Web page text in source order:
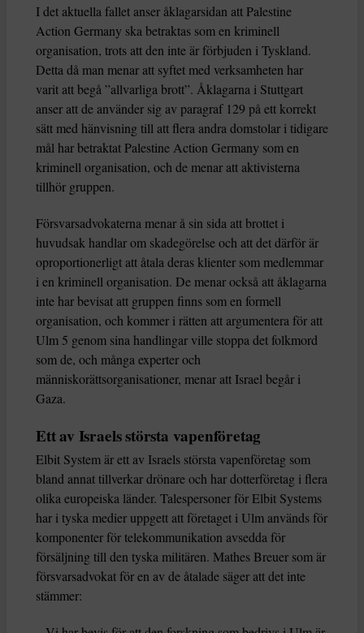
I det aktuella fallet anser åklagarsidan att Palestine
Action Germany ska betraktas som en kriminell
organisation, trots att den inte är förbjuden i Tyskland.
Detta då man menar att syftet med verksamheten har
varit att begå ”allvarliga brott”. Åklagarna i Stuttgart
anser att de använder sig av paragraf 129 på ett korrekt
sätt med hänvisning till att flera andra domstolar i tidigare
mål har betraktat Palestine Action Germany som en
kriminell organisation, och de menar att aktivisterna
tillhör gruppen.
Försvarsadvokaterna menar å sin sida att brottet i
huvudsak handlar om skadegörelse och att det därför är
oproportionerligt att åtala deras klienter som medlemmar
i en kriminell organisation. De menar också att åklagarna
inte har bevisat att gruppen finns som en formell
organisation, och kommer i rätten att argumentera för att
Ulm 5 genom sina handlingar ville stoppa det folkmord
som de, och många experter och
människorättsorganisationer, menar att Israel begår i
Gaza.
Ett av Israels största vapenföretag
Elbit System är ett av Israels största vapenföretag som
bland annat tillverkar drönare och har dotterföretag i flera
olika europeiska länder. Talespersoner för Elbit Systems
har i tyska medier uppgett att företaget i Ulm används för
komponenter för telekommunikation avsedda för
försäljning till den tyska militären. Mathes Breuer som är
försvarsadvokat för en av de åtalade säger att det inte
stämmer: